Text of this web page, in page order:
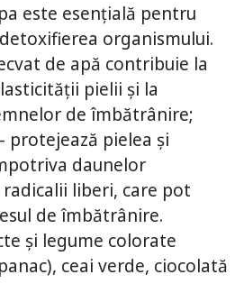
este esențială pentru
organismului.
de apă contribuie la
pielii și la
de îmbătrânire;
protejează pielea și
daunelor
liberi, care pot
de îmbătrânire.
și legume colorate
ceai verde, ciocolată